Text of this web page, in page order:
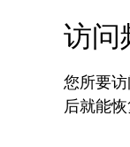
访问
您所要
后就能